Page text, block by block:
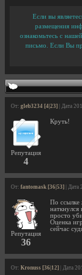
Если вы
размещения
ознакомьтесь с нашей
письмо. Если Вы
От: gleb3234 [4|23] | Дата
Репутация
4
Круть!
От: fantomask [36|53] |
Репутация
36
По ссылке
просто
Оценка
сейчас
От: Kronuss [36|12] | Дата